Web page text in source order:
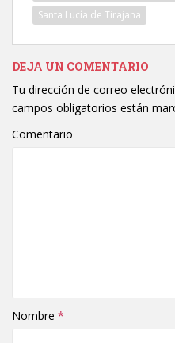
Santa Lucía de Tirajana
DEJA UN COMENTARIO
Tu dirección de correo
campos obligatorios están
Comentario
Nombre *